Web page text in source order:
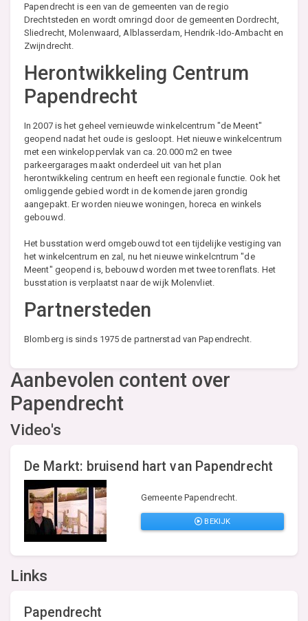
Papendrecht is een van de gemeenten van de regio
Drechtsteden en wordt omringd door de gemeenten Dordrecht,
Sliedrecht, Molenwaard, Alblasserdam, Hendrik-Ido-Ambacht en
Zwijndrecht.
Herontwikkeling Centrum
Papendrecht
In 2007 is het geheel vernieuwde winkelcentrum "de Meent"
geopend nadat het oude is gesloopt. Het nieuwe winkelcentrum
met een winkeloppervlak van ca. 20.000 m2 en twee
parkeergarages maakt onderdeel uit van het plan
herontwikkeling centrum en heeft een regionale functie. Ook het
omliggende gebied wordt in de komende jaren grondig
aangepakt. Er worden nieuwe woningen, horeca en winkels
gebouwd.
Het busstation werd omgebouwd tot een tijdelijke vestiging van
het winkelcentrum en zal, nu het nieuwe winkelcntrum "de
Meent" geopend is, bebouwd worden met twee torenflats. Het
busstation is verplaatst naar de wijk Molenvliet.
Partnersteden
Blomberg is sinds 1975 de partnerstad van Papendrecht.
Aanbevolen content over
Papendrecht
Video's
De Markt: bruisend hart van Papendrecht
Gemeente Papendrecht.
BEKIJK
Links
Papendrecht